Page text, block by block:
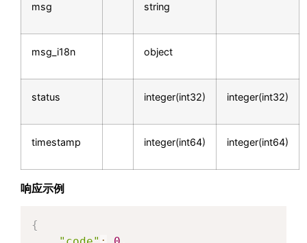
msg string
msg_i18n object
status integer(int32) integer(int32)
timestamp integer(int64) integer(int64)
响应示例
{